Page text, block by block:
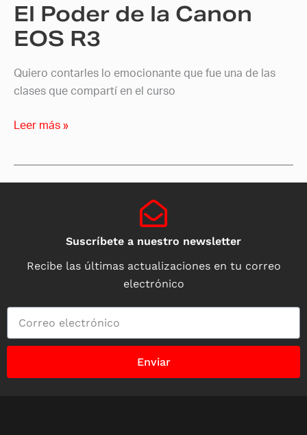
El Poder de la Canon
EOS R3
Quiero contarles lo emocionante que fue una de las
clases que compartí en el curso
Leer más »
Suscríbete a nuestro newsletter
Recibe las últimas actualizaciones en tu correo
electrónico
Enviar